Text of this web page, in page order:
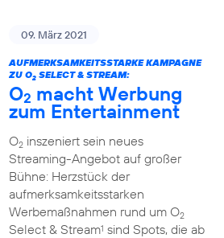
09. März 2021
AUFMERKSAMKEITSSTARKE KAMPAGNE
ZU O2SELECT & STREAM:
O2 macht Werbung
zum Entertainment
O2inszeniert sein neues
Streaming-Angebot auf großer
Bühne: Herzstück der
aufmerksamkeitsstarken
Werbemaßnahmen rund um O2
Select & Stream1 sind Spots, die ab